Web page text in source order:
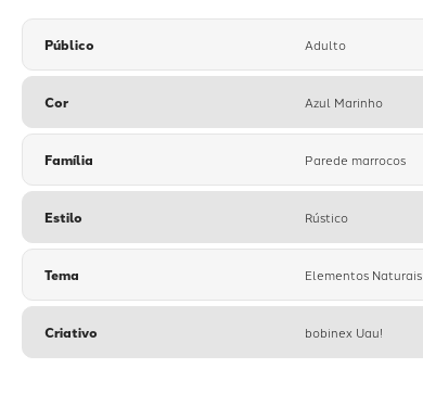
Público Adulto
Cor Azul Marinho
Família Parede marrocos
Estilo Rústico
Tema Elementos Naturais
Criativo bobinex Uau!